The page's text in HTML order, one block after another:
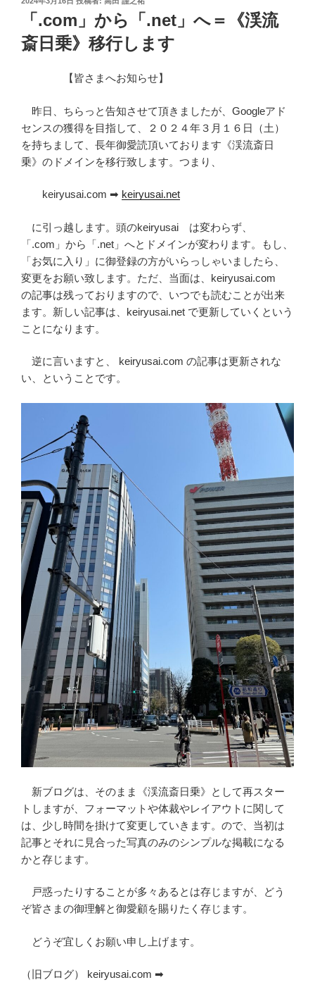
「.com」から「.net」へ＝《渓流
斎日乗》移行します
【皆さまへお知らせ】
昨日、ちらっと告知させて頂きましたが、Googleアド
センスの獲得を目指して、２０２４年３月１６日（土）
を持ちまして、長年御愛読頂いております《渓流斎日
乗》のドメインを移行致します。つまり、
keiryusai.com ➡ keiryusai.net
に引っ越します。頭のkeiryusai は変わらず、
「.com」から「.net」へとドメインが変わります。もし、
「お気に入り」に御登録の方がいらっしゃいましたら、
変更をお願い致します。ただ、当面は、keiryusai.com
の記事は残っておりますので、いつでも読むことが出来
ます。新しい記事は、keiryusai.net で更新していくという
ことになります。
逆に言いますと、 keiryusai.com の記事は更新されな
い、ということです。
新ブログは、そのまま《渓流斎日乗》として再スター
トしますが、フォーマットや体裁やレイアウトに関して
は、少し時間を掛けて変更していきます。ので、当初は
記事とそれに見合った写真のみのシンプルな掲載になる
かと存じます。
戸惑ったりすることが多々あるとは存じますが、どう
ぞ皆さまの御理解と御愛顧を賜りたく存じます。
どうぞ宜しくお願い申し上げます。
（旧ブログ） keiryusai.com ➡